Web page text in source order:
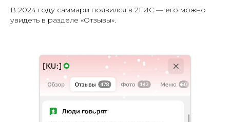
В 2024 году саммари появился в 2ГИС — его можно
увидеть в разделе «Отзывы».